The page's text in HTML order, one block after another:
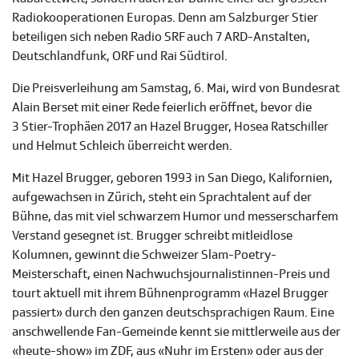
Radiokooperationen Europas. Denn am Salzburger Stier
beteiligen sich neben Radio SRF auch 7 ARD-Anstalten,
Deutschlandfunk, ORF und Rai Südtirol.
Die Preisverleihung am Samstag, 6. Mai, wird von Bundesrat
Alain Berset mit einer Rede feierlich eröffnet, bevor die
3 Stier-Trophäen 2017 an Hazel Brugger, Hosea Ratschiller
und Helmut Schleich überreicht werden.
Mit Hazel Brugger, geboren 1993 in San Diego, Kalifornien,
aufgewachsen in Zürich, steht ein Sprachtalent auf der
Bühne, das mit viel schwarzem Humor und messerscharfem
Verstand gesegnet ist. Brugger schreibt mitleidlose
Kolumnen, gewinnt die Schweizer Slam-Poetry-
Meisterschaft, einen Nachwuchsjournalistinnen-Preis und
tourt aktuell mit ihrem Bühnenprogramm «Hazel Brugger
passiert» durch den ganzen deutschsprachigen Raum. Eine
anschwellende Fan-Gemeinde kennt sie mittlerweile aus der
«heute-show» im ZDF, aus «Nuhr im Ersten» oder aus der